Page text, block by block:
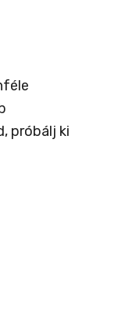
próbálj ki